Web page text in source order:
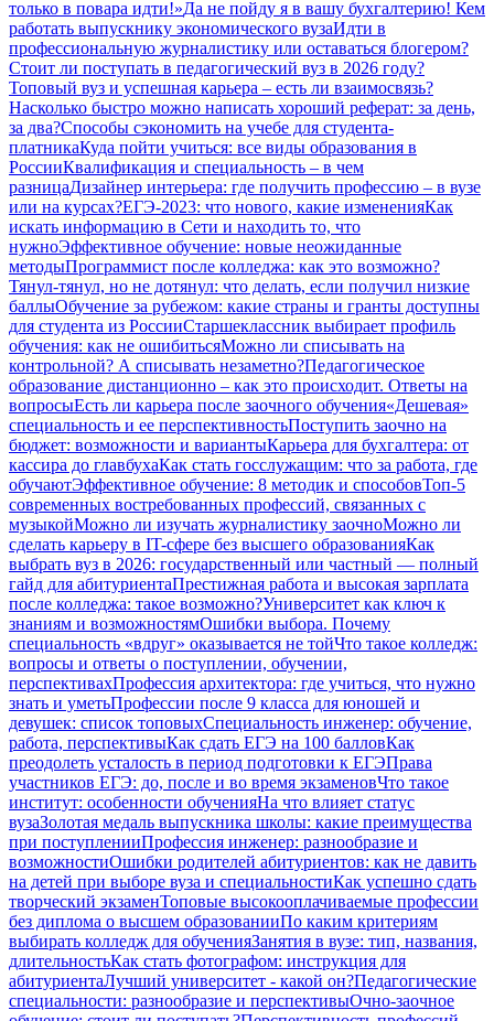
только в повара идти!»Да не пойду я в вашу бухгалтерию! Кем
работать выпускнику экономического вузаИдти в
профессиональную журналистику или оставаться блогером?
Стоит ли поступать в педагогический вуз в 2026 году?
Топовый вуз и успешная карьера – есть ли взаимосвязь?
Насколько быстро можно написать хороший реферат: за день,
за два?Способы сэкономить на учебе для студента-
платникаКуда пойти учиться: все виды образования в
РоссииКвалификация и специальность – в чем
разницаДизайнер интерьера: где получить профессию – в вузе
или на курсах?ЕГЭ-2023: что нового, какие измененияКак
искать информацию в Сети и находить то, что
нужноЭффективное обучение: новые неожиданные
методыПрограммист после колледжа: как это возможно?
Тянул-тянул, но не дотянул: что делать, если получил низкие
баллыОбучение за рубежом: какие страны и гранты доступны
для студента из РоссииСтаршеклассник выбирает профиль
обучения: как не ошибитьсяМожно ли списывать на
контрольной? А списывать незаметно?Педагогическое
образование дистанционно – как это происходит. Ответы на
вопросыЕсть ли карьера после заочного обучения«Дешевая»
специальность и ее перспективностьПоступить заочно на
бюджет: возможности и вариантыКарьера для бухгалтера: от
кассира до главбухаКак стать госслужащим: что за работа, где
обучаютЭффективное обучение: 8 методик и способовТоп-5
современных востребованных профессий, связанных с
музыкойМожно ли изучать журналистику заочноМожно ли
сделать карьеру в IT-сфере без высшего образованияКак
выбрать вуз в 2026: государственный или частный — полный
гайд для абитуриентаПрестижная работа и высокая зарплата
после колледжа: такое возможно?Университет как ключ к
знаниям и возможностямОшибки выбора. Почему
специальность «вдруг» оказывается не тойЧто такое колледж:
вопросы и ответы о поступлении, обучении,
перспективахПрофессия архитектора: где учиться, что нужно
знать и уметьПрофессии после 9 класса для юношей и
девушек: список топовыхСпециальность инженер: обучение,
работа, перспективыКак сдать ЕГЭ на 100 балловКак
преодолеть усталость в период подготовки к ЕГЭПрава
участников ЕГЭ: до, после и во время экзаменовЧто такое
институт: особенности обученияНа что влияет статус
вузаЗолотая медаль выпускника школы: какие преимущества
при поступленииПрофессия инженер: разнообразие и
возможностиОшибки родителей абитуриентов: как не давить
на детей при выборе вуза и специальностиКак успешно сдать
творческий экзаменТоповые высокооплачиваемые профессии
без диплома о высшем образованииПо каким критериям
выбирать колледж для обученияЗанятия в вузе: тип, названия,
длительностьКак стать фотографом: инструкция для
абитуриентаЛучший университет - какой он?Педагогические
специальности: разнообразие и перспективыОчно-заочное